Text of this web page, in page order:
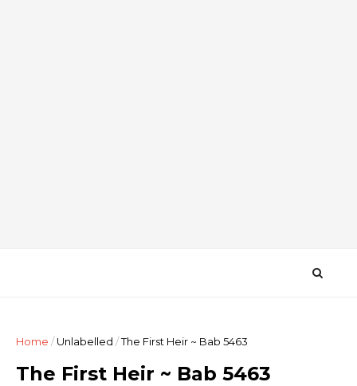
Home /Unlabelled /The First Heir ~ Bab 5463
The First Heir ~ Bab 5463